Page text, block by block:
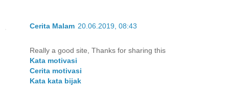
Cerita Malam 20.06.2019, 08:43
Really a good site, Thanks for sharing this
Kata motivasi
Cerita motivasi
Kata kata bijak